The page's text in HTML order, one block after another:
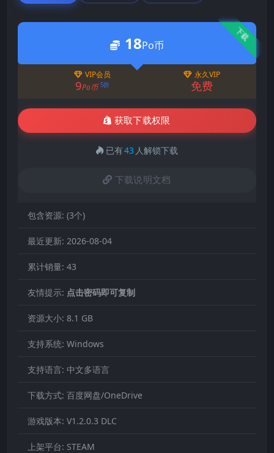
下载
18Po币
VIP会员
9Po币 5折
永久VIP
免费
获取下载权限
已有43 人解锁下载
下载说明文档
包含资源: (3个)
最近更新: 2026-08-04
累计销量: 43
友情提示: 点击密码即可复制
资源大小: 8.1 GB
支持系统: Windows
支持语言: 中文多语言
下载方式: 百度网盘/OneDrive
游戏版本: V1.2.0.3 DLC
上架平台: STEAM